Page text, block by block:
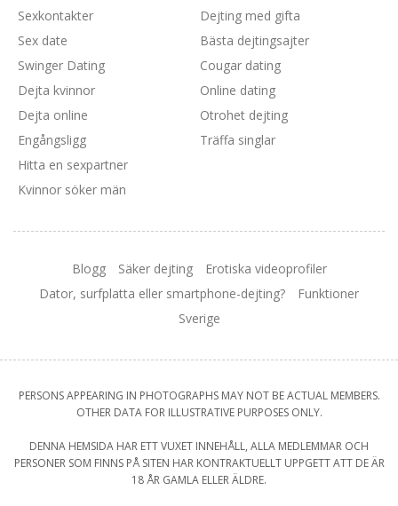
Sexkontakter
Sex date
Swinger Dating
Dejting med gifta
Bästa dejtingsajter
Cougar dating
Dejta kvinnor
Dejta online
Engångsligg
Hitta en sexpartner
Kvinnor söker män
Online dating
Otrohet dejting
Träffa singlar
Blogg Säker dejting
Erotiska videoprofiler
Dator, surfplatta eller smartphone-dejting?
Funktioner
Sverige
PERSONS APPEARING IN PHOTOGRAPHS MAY NOT BE ACTUAL MEMBERS.
OTHER DATA FOR ILLUSTRATIVE PURPOSES ONLY.
DENNA HEMSIDA HAR ETT VUXET INNEHÅLL, ALLA MEDLEMMAR OCH
PERSONER SOM FINNS PÅ SITEN HAR KONTRAKTUELLT UPPGETT ATT DE ÄR
18 ÅR GAMLA ELLER ÄLDRE.